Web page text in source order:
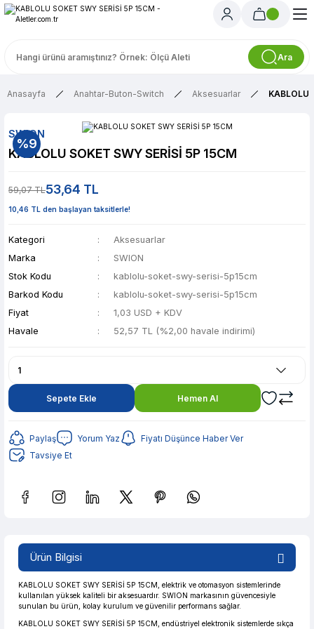
Ara
Anasayfa Anahtar-Buton-Switch Aksesuarlar KABLOLU
%9
SWION
KABLOLU SOKET SWY SERİSİ 5P 15CM
59,07 TL53,64 TL
10,46 TL den başlayan taksitlerle!
Kategori
Aksesuarlar
Marka
SWION
Stok Kodu
kablolu-soket-swy-serisi-5p15cm
Barkod Kodu
kablolu-soket-swy-serisi-5p15cm
Fiyat
1,03 USD + KDV
Havale
52,57 TL (%2,00 havale indirimi)
Sepete Ekle Hemen Al
Paylaş Yorum Yaz
Fiyatı Düşünce Haber Ver
Tavsiye Et
Güvenilir Alışveriş 10,46 TL den başlayan taksitlerle! x 9 %2 İndirim
Ürün Bilgisi
KABLOLU SOKET SWY SERİSİ 5P 15CM, elektrik ve otomasyon sistemlerinde
kullanılan yüksek kaliteli bir aksesuardır. SWION markasının güvencesiyle
sunulan bu ürün, kolay kurulum ve güvenilir performans sağlar.
KABLOLU SOKET SWY SERİSİ 5P 15CM, endüstriyel elektronik sistemlerde sıkça